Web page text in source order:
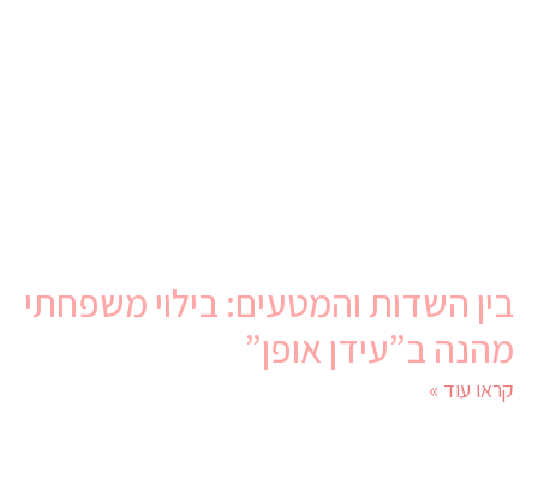
בין השדות והמטעים: בילוי משפחתי
מהנה ב”עידן אופן”
קראו עוד »